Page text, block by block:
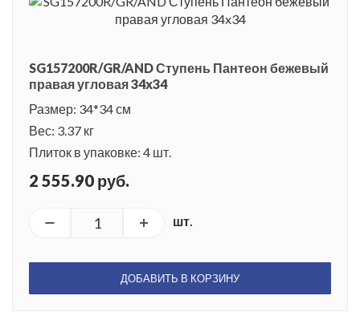
SG157200R/GR/AND Ступень Пантеон бежевый
правая угловая 34x34
Размер: 34*34 см
Вес: 3.37 кг
Плиток в упаковке: 4 шт.
2 555.90 руб.
шт.
ДОБАВИТЬ В КОРЗИНУ